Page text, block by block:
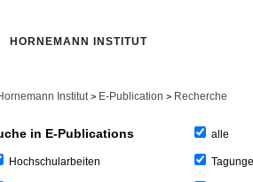
HORNEMANN INSTITUT
Institut > E-Publication > Recherche
in E-Publications
Hochschularbeiten
alle